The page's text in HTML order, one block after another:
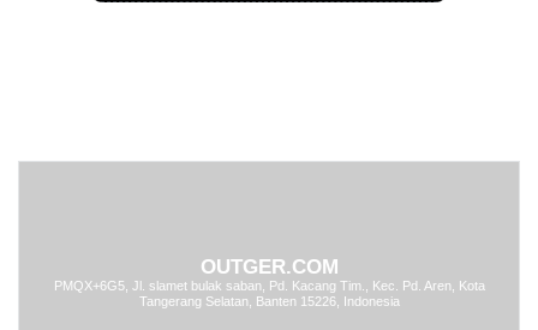
OUTGER.COM
PMQX+6G5, Jl. slamet bulak saban, Pd. Kacang Tim., Kec. Pd. Aren, Kota
Tangerang Selatan, Banten 15226, Indonesia